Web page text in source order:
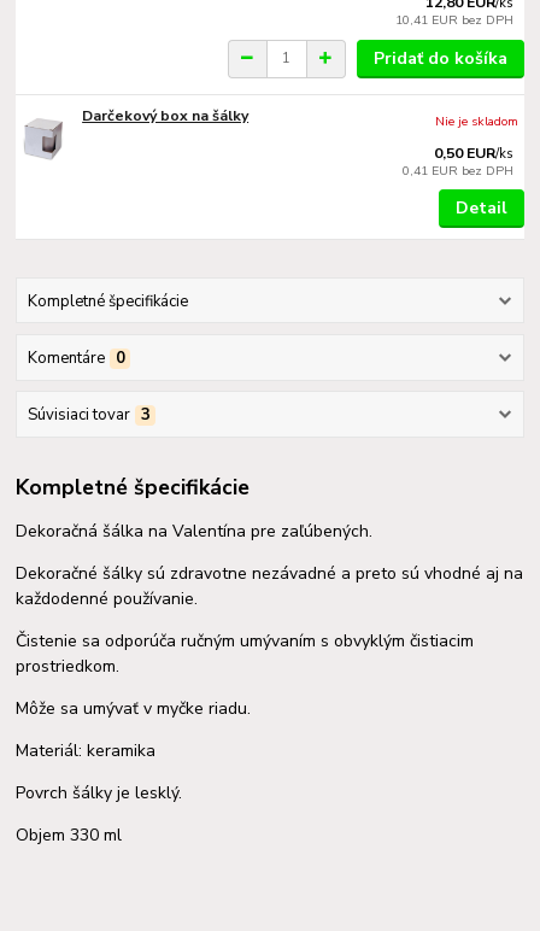
10,41 EUR bez DPH
Pridať do košíka
Darčekový box na šálky
0,50 EUR/ks
0,41 EUR bez DPH
Nie je skladom
Detail
Kompletné špecifikácie
Komentáre 0
Súvisiaci tovar 3
Kompletné špecifikácie
Dekoračná šálka na Valentína pre zaľúbených.
Dekoračné šálky sú zdravotne nezávadné a preto sú vhodné aj na
každodenné používanie.
Čistenie sa odporúča ručným umývaním s obvyklým čistiacim
prostriedkom.
Môže sa umývať v myčke riadu.
Materiál: keramika
Povrch šálky je lesklý.
Objem 330 ml